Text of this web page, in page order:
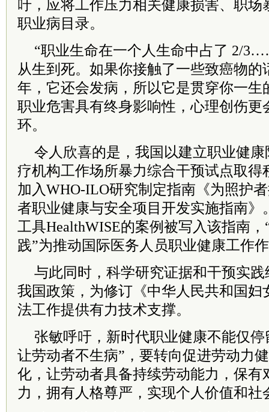
吁，应将工作压力相关健康损害、职场
职业病目录。
“职业生命在一个人生命中占了 2/
从生到死。如果你接触了一些致癌物的
年，它还会发病，所以它是贯穿你一生
职业危害具有终身影响性，心理创伤更
环。
令人欣喜的是，我国以建立职业健
疗机构工作场所暴力综合干预试点取得
加入WHO-ILO研究制定指南《为照护
者职业健康与安全项目开发实施指南》
工具HealthWISE的案例被写入该指南，
践”为推动国际医务人员职业健康工作
与此同时，科学研究证据和干预实
我国政策，为修订《中华人民共和国妇
法工作提供有力技术支撑。
张敏呼吁，新时代职业健康不能仅
让劳动者不生病”，要转向促进劳动力
化，让劳动者具备持续劳动能力，保有
力，拥有人格尊严，实现个人价值和社